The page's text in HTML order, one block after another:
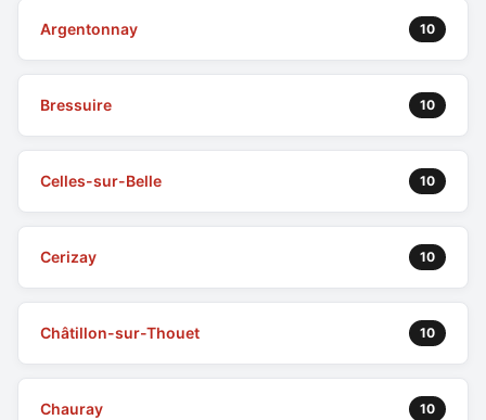
Argentonnay 10
Bressuire 10
Celles-sur-Belle 10
Cerizay 10
Châtillon-sur-Thouet 10
Chauray 10